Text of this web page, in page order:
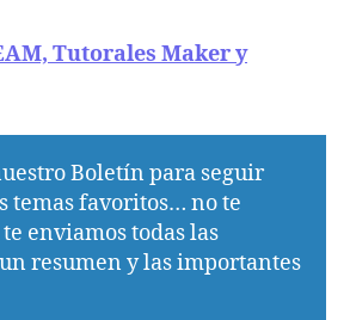
Tutorales Maker y
Boletín para seguir
temas favoritos… no te
enviamos todas las
resumen y las importantes